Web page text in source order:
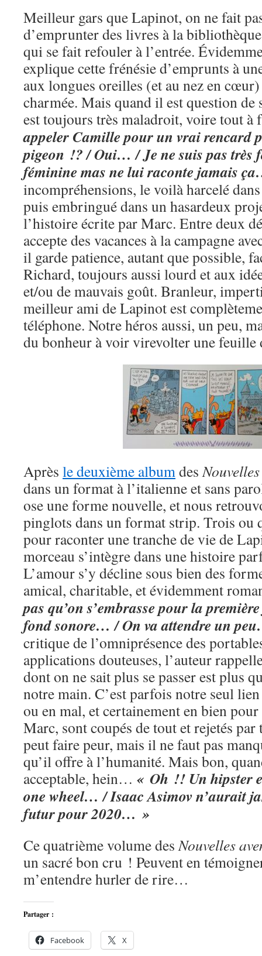
Meilleur gars que Lapinot, on ne fait
d’emprunter des livres à la
qui se fait refouler à l’entrée.
explique cette frénésie d’emprunts à
aux longues oreilles (et au nez en
charmée. Mais quand il est question
est toujours très maladroit, voire tout
appeler Camille pour un vrai rencard
pigeon !? / Oui… / Je ne suis pas très
féminine mas ne lui raconte jamais
incompréhensions, le voilà harcelé
puis embringué dans un hasardeux
l’histoire écrite par Marc. Entre deux
accepte des vacances à la campagne
il garde patience, autant que possible,
Richard, toujours aussi lourd et aux
et/ou de mauvais goût. Branleur,
meilleur ami de Lapinot est
téléphone. Notre héros aussi, un peu,
du bonheur à voir virevolter une feuille
Après le deuxième albumdes
dans un format à l’italienne et sans
ose une forme nouvelle, et nous
pinglots dans un format strip. Trois ou
pour raconter une tranche de vie de
morceau s’intègre dans une histoire
L’amour s’y décline sous bien des
amical, charitable, et évidemment
pas qu’on s’embrasse pour la
fond sonore… / On va attendre un
critique de l’omniprésence des
applications douteuses, l’auteur
dont on ne sait plus se passer est plus
notre main. C’est parfois notre seul
ou en mal, et certainement en bien
Marc, sont coupés de tout et rejetés
peut faire peur, mais il ne faut pas
qu’il offre à l’humanité. Mais bon,
acceptable, hein… « Oh !! Un hipster
one wheel… / Isaac Asimov n’aurait
futur pour 2020… »
Ce quatrième volume desNouvelles
un sacré bon cru ! Peuvent en
m’entendre hurler de rire…
Partager :
Facebook X